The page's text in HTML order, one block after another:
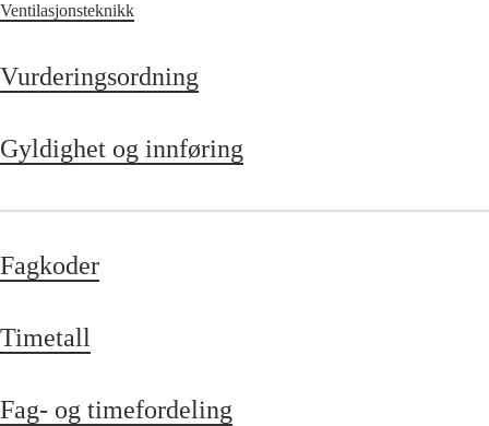
Ventilasjonsteknikk
Vurderingsordning
Gyldighet og innføring
Fagkoder
Timetall
Fag- og timefordeling